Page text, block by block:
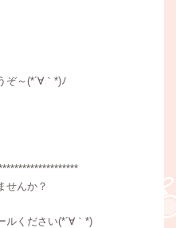
ぞ～(*´∀｀*)ﾉ
せんか？
ルください(*´∀｀*)